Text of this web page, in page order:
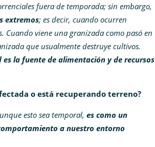
fuera de temporada; sin embargo,
extremos; es decir, cuando ocurren
viene una granizada como pasó en
que usualmente destruye cultivos.
la fuente de alimentación y de recursos
o está recuperando terreno?
esto sea temporal, es como un
a nuestro entorno